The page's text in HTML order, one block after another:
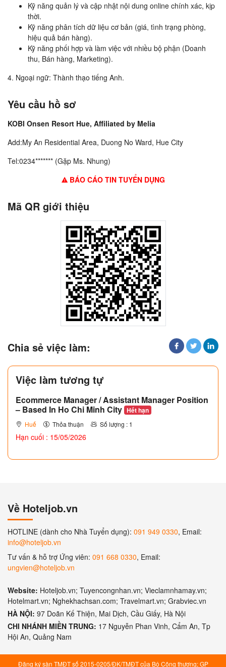
Kỹ năng quản lý và cập nhật nội dung online chính xác, kịp
thời.
Kỹ năng phân tích dữ liệu cơ bản (giá, tình trạng phòng,
hiệu quả bán hàng).
Kỹ năng phối hợp và làm việc với nhiều bộ phận (Doanh
thu, Bán hàng, Marketing).
4. Ngoại ngữ: Thành thạo tiếng Anh.
Yêu cầu hồ sơ
KOBI Onsen Resort Hue, Affiliated by Melia
Add:My An Residential Area, Duong No Ward, Hue City
Tel:0234******* (Gặp Ms. Nhung)
BÁO CÁO TIN TUYỂN DỤNG
Mã QR giới thiệu
Chia sẻ việc làm:
Việc làm tương tự
Ecommerce Manager / Assistant Manager Position
– Based In Ho Chi Minh City Hết hạn
Huế Thỏa thuận Số lượng : 1
Hạn cuối : 15/05/2026
Về Hoteljob.vn
HOTLINE (dành cho Nhà Tuyển dụng): 091 949 0330, Email:
info@hoteljob.vn
Tư vấn & hỗ trợ Ứng viên: 091 668 0330, Email:
ungvien@hoteljob.vn
Website: Hoteljob.vn; Tuyencongnhan.vn; Vieclamnhamay.vn;
Hotelmart.vn; Nghekhachsan.com; Travelmart.vn; Grabviec.vn
HÀ NỘI: 97 Doãn Kế Thiện, Mai Dịch, Cầu Giấy, Hà Nội
CHI NHÁNH MIỀN TRUNG: 17 Nguyễn Phan Vinh, Cẩm An, Tp
Hội An, Quảng Nam
Đăng ký sàn TMĐT số 2015-0205/ĐK/TMĐT của Bộ Công thương; GP